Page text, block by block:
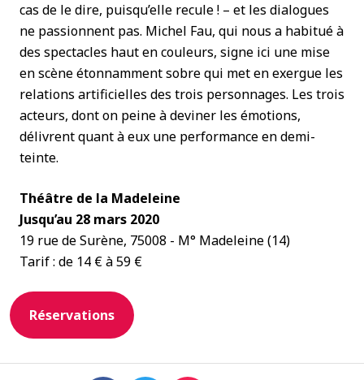
cas de le dire, puisqu’elle recule ! – et les dialogues
ne passionnent pas. Michel Fau, qui nous a habitué à
des spectacles haut en couleurs, signe ici une mise
en scène étonnamment sobre qui met en exergue les
relations artificielles des trois personnages. Les trois
acteurs, dont on peine à deviner les émotions,
délivrent quant à eux une performance en demi-
teinte.
Théâtre de la Madeleine
Jusqu’au 28 mars 2020
19 rue de Surène, 75008 - M° Madeleine (14)
Tarif : de 14 € à 59 €
Réservations